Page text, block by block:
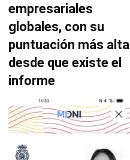
empresariales
globales, con su
puntuación más alta
desde que existe el
informe